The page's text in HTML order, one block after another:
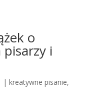
o
pisarzy i
| kreatywne pisanie,